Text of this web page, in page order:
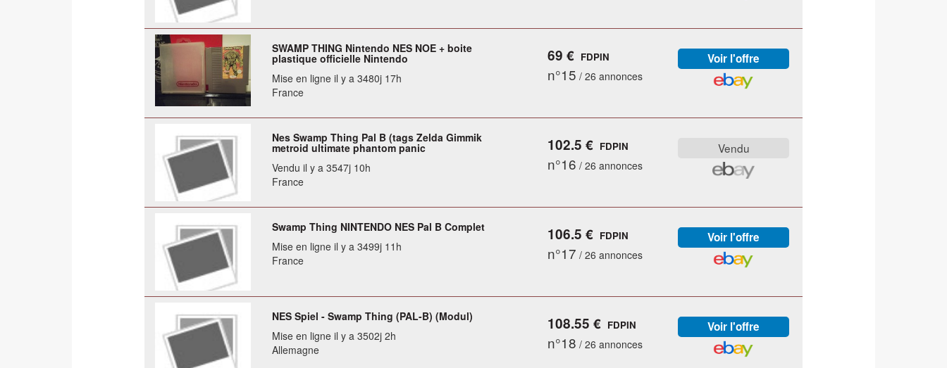
SWAMP THING Nintendo NES NOE + boite
plastique officielle Nintendo
Mise en ligne il y a 3480j 17h
France
69 € FDPIN
n°15 / 26 annonces
Nes Swamp Thing Pal B (tags Zelda Gimmik
metroid ultimate phantom panic
Vendu il y a 3547j 10h
France
102.5 € FDPIN
n°16 / 26 annonces
Swamp Thing NINTENDO NES Pal B Complet
Mise en ligne il y a 3499j 11h
France
106.5 € FDPIN
n°17 / 26 annonces
NES Spiel - Swamp Thing (PAL-B) (Modul)
Mise en ligne il y a 3502j 2h
Allemagne
108.55 € FDPIN
n°18 / 26 annonces